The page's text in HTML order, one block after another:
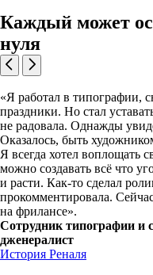
Каждый может
нуля
«Я работал в типографии,
праздники. Но стал
не радовала. Однажды
Оказалось, быть
Я всегда хотел
можно создавать всё что
и расти. Как-то сделал
прокомментировала.
на фрилансе».
Сотрудник типографии и
дженералист
История Реналя